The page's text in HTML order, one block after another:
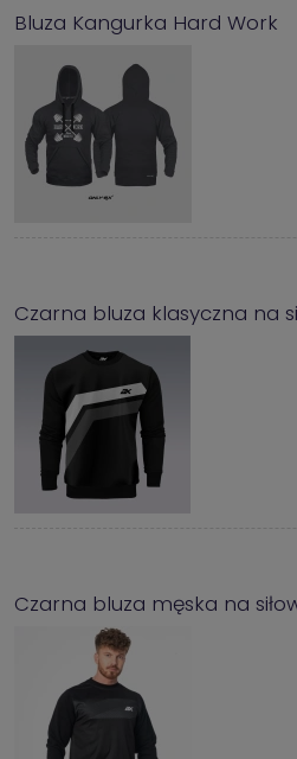
Bluza Kangurka Hard Work
Czarna bluza klasyczna na
Czarna bluza męska na